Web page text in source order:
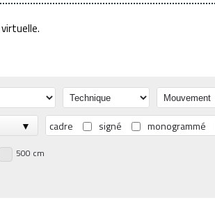
cadre signé monogrammé
500 cm